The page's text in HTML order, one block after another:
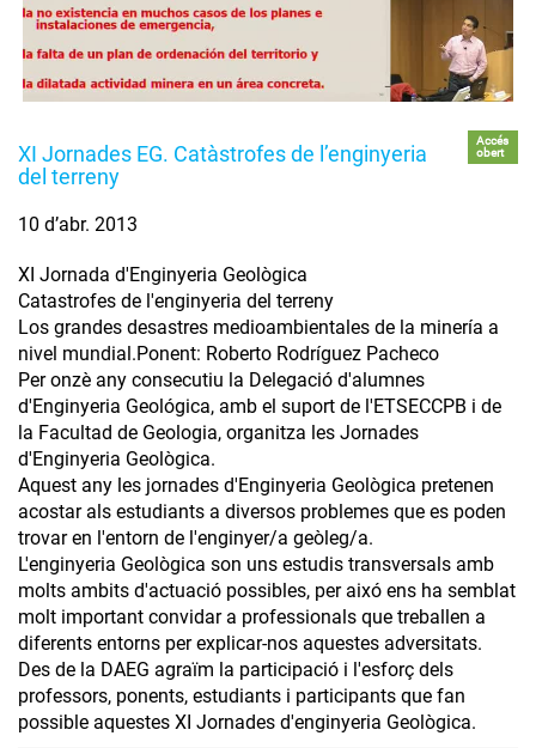
XI Jornades EG. Catàstrofes de l’enginyeria
del terreny
Accés
obert
10 d’abr. 2013
XI Jornada d'Enginyeria Geològica
Catastrofes de l'enginyeria del terreny
Los grandes desastres medioambientales de la minería a
nivel mundial.Ponent: Roberto Rodríguez Pacheco
Per onzè any consecutiu la Delegació d'alumnes
d'Enginyeria Geológica, amb el suport de l'ETSECCPB i de
la Facultad de Geologia, organitza les Jornades
d'Enginyeria Geològica.
Aquest any les jornades d'Enginyeria Geològica pretenen
acostar als estudiants a diversos problemes que es poden
trovar en l'entorn de l'enginyer/a geòleg/a.
L'enginyeria Geològica son uns estudis transversals amb
molts ambits d'actuació possibles, per aixó ens ha semblat
molt important convidar a professionals que treballen a
diferents entorns per explicar-nos aquestes adversitats.
Des de la DAEG agraïm la participació i l'esforç dels
professors, ponents, estudiants i participants que fan
possible aquestes XI Jornades d'enginyeria Geològica.